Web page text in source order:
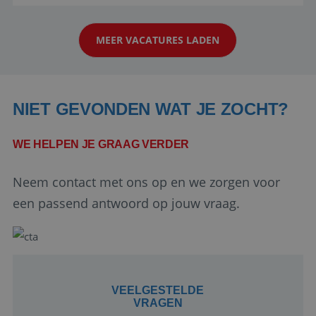
klanten te overtuigen om die droomreis te
boeken! ...
MEER VACATURES LADEN
NIET GEVONDEN WAT JE ZOCHT?
WE HELPEN JE GRAAG VERDER
Neem contact met ons op en we zorgen voor
een passend antwoord op jouw vraag.
VEELGESTELDE
VRAGEN
Google Privacy Policy